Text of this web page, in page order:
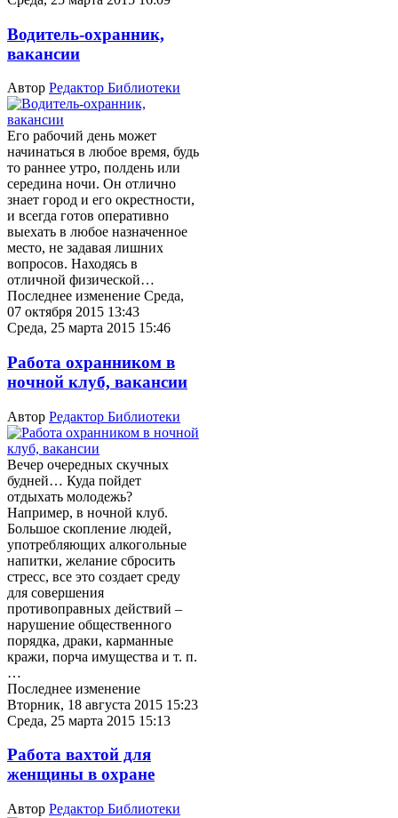
Водитель-охранник,
вакансии
Автор Редактор Библиотеки
Его рабочий день может
начинаться в любое время, будь
то раннее утро, полдень или
середина ночи. Он отлично
знает город и его окрестности,
и всегда готов оперативно
выехать в любое назначенное
место, не задавая лишних
вопросов. Находясь в
отличной физической…
Последнее изменение Среда,
07 октября 2015 13:43
Среда, 25 марта 2015 15:46
Работа охранником в
ночной клуб, вакансии
Автор Редактор Библиотеки
Вечер очередных скучных
будней… Куда пойдет
отдыхать молодежь?
Например, в ночной клуб.
Большое скопление людей,
употребляющих алкогольные
напитки, желание сбросить
стресс, все это создает среду
для совершения
противоправных действий –
нарушение общественного
порядка, драки, карманные
кражи, порча имущества и т. п.
…
Последнее изменение
Вторник, 18 августа 2015 15:23
Среда, 25 марта 2015 15:13
Работа вахтой для
женщины в охране
Автор Редактор Библиотеки